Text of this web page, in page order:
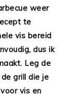
weer
te
vis bereid
dus ik
Leg de
grill die je
vis en